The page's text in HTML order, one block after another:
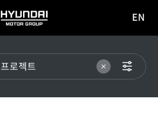
HYUNDAI
MOTOR
이동
EN